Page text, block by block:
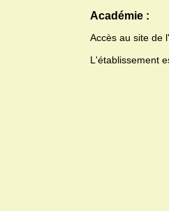
Académie :
Accès au site de l'
L'établissement